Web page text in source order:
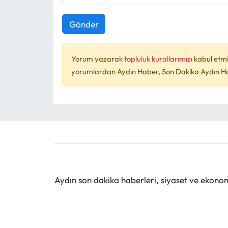
Gönder
Yorum yazaraktopluluk kurallarımızı kabul
yorumlardan Aydın Haber, Son Dakika Aydın
Aydın son dakika haberleri, siyaset ve